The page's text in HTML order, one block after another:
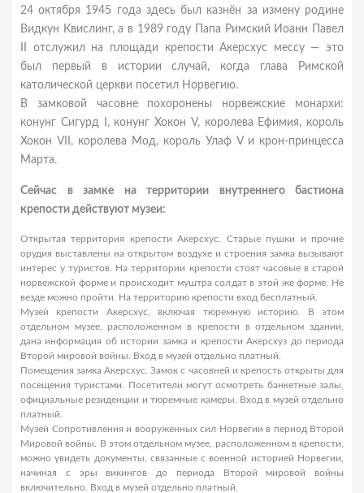
24 октября 1945 года здесь был казнён за измену родине
Видкун Квислинг, а в 1989 году Папа Римский Иоанн Павел
II отслужил на площади крепости Акерсхус мессу — это
был первый в истории случай, когда глава Римской
католической церкви посетил Норвегию.
В замковой часовне похоронены норвежские монархи:
конунг Сигурд I, конунг Хокон V, королева Ефимия, король
Хокон VII, королева Мод, король Улаф V и крон-принцесса
Марта.
Сейчас в замке на территории внутреннего бастиона
крепости действуют музеи:
Открытая территория крепости Акерсхус. Старые пушки и прочие
орудия выставлены на открытом воздухе и строения замка вызывают
интерес у туристов. На территории крепости стоят часовые в старой
норвежской форме и происходит муштра солдат в этой же форме. Не
везде можно пройти. На территорию крепости вход бесплатный.
Музей крепости Акерсхус, включая тюремную историю. В этом
отдельном музее, расположенном в крепости в отдельном здании,
дана информация об истории замка и крепости Акерсхуз до периода
Второй мировой войны. Вход в музей отдельно платный.
Помещения замка Акерсхус. Замок с часовней и крепость открыты для
посещения туристами. Посетители могут осмотреть банкетные залы,
официальные резиденции и тюремные камеры. Вход в музей отдельно
платный.
Музей Сопротивления и вооруженных сил Норвегии в период Второй
Мировой войны. В этом отдельном музее, расположенном в крепости,
можно увидеть документы, связанные с военной историей Норвегии,
начиная с эры викингов до периода Второй мировой войны
включительно. Вход в музей отдельно платный.